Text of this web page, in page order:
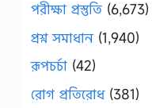
পরীক্ষা প্রস্তুতি (6,673)
প্রশ্ন সমাধান (1,940)
রূপচর্চা (42)
রোগ প্রতিরোধ(381)